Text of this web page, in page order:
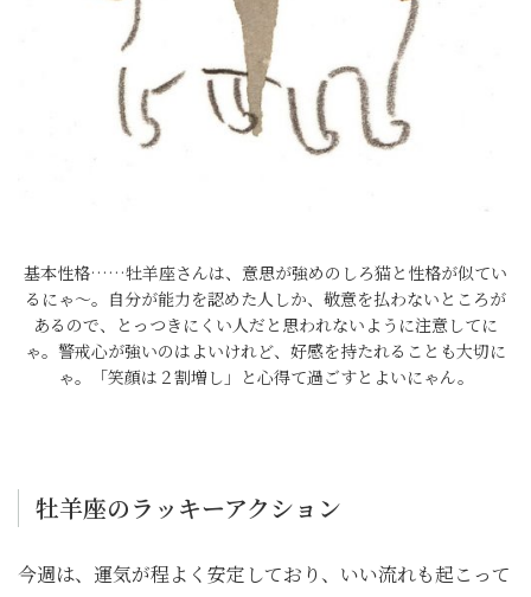
基本性格……牡羊座さんは、意思が強めのしろ猫と性格が似てい
るにゃ～。自分が能力を認めた人しか、敬意を払わないところが
あるので、とっつきにくい人だと思われないように注意してに
ゃ。警戒心が強いのはよいけれど、好感を持たれることも大切に
ゃ。「笑顔は２割増し」と心得て過ごすとよいにゃん。
牡羊座のラッキーアクション
今週は、運気が程よく安定しており、いい流れも起こって